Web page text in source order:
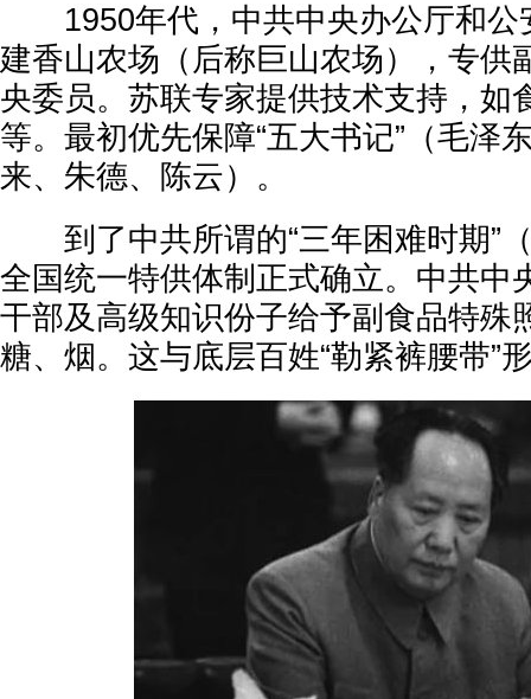
1950年代，中共中央办公厅和公
建香山农场（后称巨山农场），专供
央委员。苏联专家提供技术支持，如
等。最初优先保障“五大书记”（毛泽
来、朱德、陈云）。
到了中共所谓的“三年困难时期”
全国统一特供体制正式确立。中共中
干部及高级知识份子给予副食品特殊
糖、烟。这与底层百姓“勒紧裤腰带”